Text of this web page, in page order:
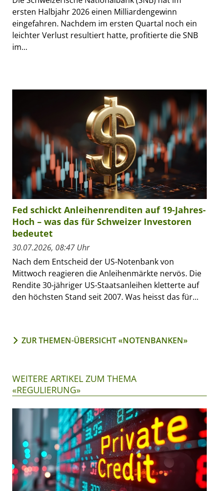
ersten Halbjahr 2026 einen Milliardengewinn
eingefahren. Nachdem im ersten Quartal noch ein
leichter Verlust resultiert hatte, profitierte die SNB
im...
Fed schickt Anleihenrenditen auf 19-Jahres-
Hoch – was das für Schweizer Investoren
bedeutet
30.07.2026, 08:47 Uhr
Nach dem Entscheid der US-Notenbank von
Mittwoch reagieren die Anleihenmärkte nervös. Die
Rendite 30-jähriger US-Staatsanleihen kletterte auf
den höchsten Stand seit 2007. Was heisst das für...
ZUR THEMEN-ÜBERSICHT «NOTENBANKEN»
WEITERE ARTIKEL ZUM THEMA
«REGULIERUNG»